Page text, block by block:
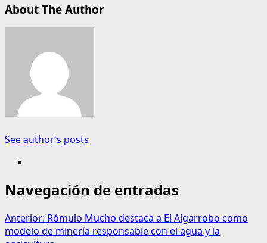
About The Author
See author's posts
Navegación de entradas
Anterior: Rómulo Mucho destaca a El Algarrobo como
modelo de minería responsable con el agua y la